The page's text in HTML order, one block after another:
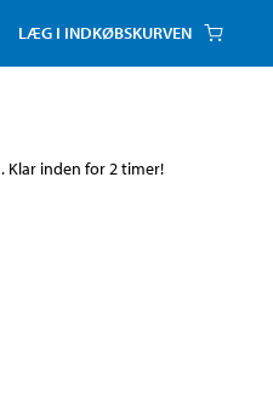
LÆG I INDKØBSKURVEN
Klar inden for 2 timer!